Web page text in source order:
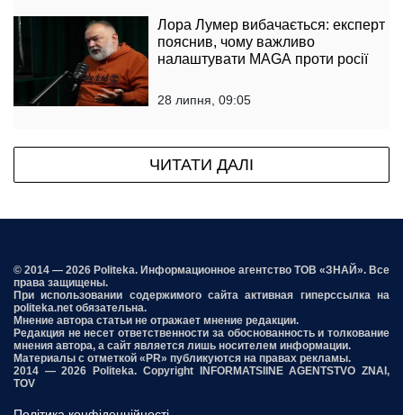
Лора Лумер вибачається: експерт
пояснив, чому важливо
налаштувати MAGA проти росії
28 липня, 09:05
ЧИТАТИ ДАЛІ
© 2014 — 2026 Politeka. Информационное агентство ТОВ «ЗНАЙ». Все
права защищены.
При использовании содержимого сайта активная гиперссылка на
politeka.net обязательна.
Мнение автора статьи не отражает мнение редакции.
Редакция не несет ответственности за обоснованность и толкование
мнения автора, а сайт является лишь носителем информации.
Материалы с отметкой «PR» публикуются на правах рекламы.
2014 — 2026 Politeka. Copyright INFORMATSIINE AGENTSTVO ZNAI,
TOV